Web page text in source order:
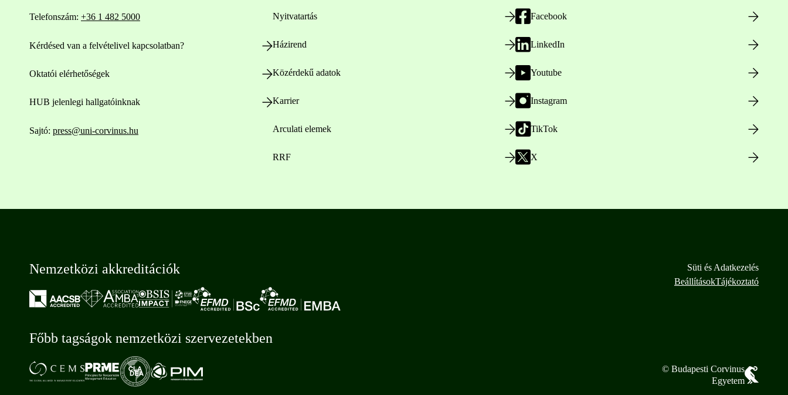
Telefonszám: +36 1 482 5000
Kérdésed van a felvételivel kapcsolatban?
Oktatói elérhetőségek
HUB jelenlegi hallgatóinknak
Sajtó: press@uni-corvinus.hu
Nyitvatartás
Házirend
Közérdekű adatok
Karrier
Arculati elemek
RRF
Facebook
LinkedIn
Youtube
Instagram
TikTok
X
Nemzetközi akkreditációk
Főbb tagságok nemzetközi szervezetekben
Süti és Adatkezelés
BeállításokTájékoztató
© Budapesti Corvinus
Egyetem